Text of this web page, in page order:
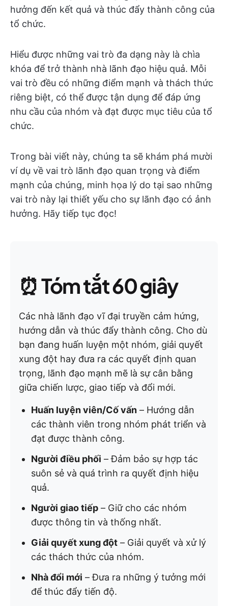
hưởng đến kết quả và thúc đẩy thành công của
tổ chức.
Hiểu được những vai trò đa dạng này là chìa
khóa để trở thành nhà lãnh đạo hiệu quả. Mỗi
vai trò đều có những điểm mạnh và thách thức
riêng biệt, có thể được tận dụng để đáp ứng
nhu cầu của nhóm và đạt được mục tiêu của tổ
chức.
Trong bài viết này, chúng ta sẽ khám phá mười
ví dụ về vai trò lãnh đạo quan trọng và điểm
mạnh của chúng, minh họa lý do tại sao những
vai trò này lại thiết yếu cho sự lãnh đạo có ảnh
hưởng. Hãy tiếp tục đọc!
⏰Tóm tắt 60 giây
Các nhà lãnh đạo vĩ đại truyền cảm hứng,
hướng dẫn và thúc đẩy thành công. Cho dù
bạn đang huấn luyện một nhóm, giải quyết
xung đột hay đưa ra các quyết định quan
trọng, lãnh đạo mạnh mẽ là sự cân bằng
giữa chiến lược, giao tiếp và đổi mới.
Huấn luyện viên/Cố vấn – Hướng dẫn
các thành viên trong nhóm phát triển và
đạt được thành công.
Người điều phối – Đảm bảo sự hợp tác
suôn sẻ và quá trình ra quyết định hiệu
quả.
Người giao tiếp – Giữ cho các nhóm
được thông tin và thống nhất.
Giải quyết xung đột – Giải quyết và xử lý
các thách thức của nhóm.
Nhà đổi mới – Đưa ra những ý tưởng mới
để thúc đẩy tiến độ.